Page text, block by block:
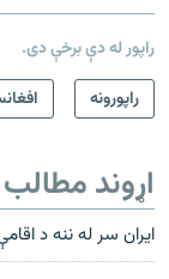
راپور له دې برخې دی.
راپورونه
اړوند مطالب
ایران سر له ننه د